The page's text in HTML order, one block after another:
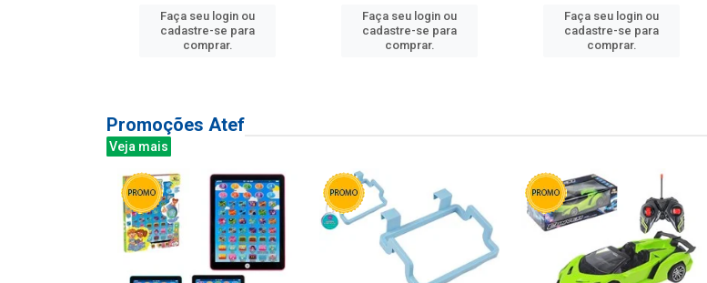
Faça seu login ou
cadastre-se para
comprar.
Faça seu login ou
cadastre-se para
comprar.
Faça seu login ou
cadastre-se para
comprar.
Promoções Atef
Veja mais